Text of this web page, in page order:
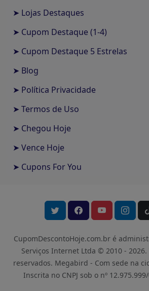
➤ Lojas Destaques
➤ Cupom Destaque (1-4)
➤ Cupom Destaque 5 Estrelas
➤ Blog
➤ Política Privacidade
➤ Termos de Uso
➤ Chegou Hoje
➤ Vence Hoje
➤ Cupons For You
CupomDescontoHoje.com.br é
Serviços Internet Ltda © 2010 - 2026.
reservados. Megabird - Com sede na
Inscrita no CNPJ sob o nº